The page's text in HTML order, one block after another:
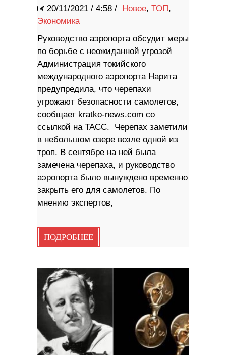
20/11/2021 / 4:58 / Новое, ТОП,
Экономика
Руководство аэропорта обсудит меры
по борьбе с неожиданной угрозой
Администрация токийского
международного аэропорта Нарита
предупредила, что черепахи
угрожают безопасности самолетов,
сообщает kratko-news.com со
ссылкой на ТАСС. Черепах заметили
в небольшом озере возле одной из
троп. В сентябре на ней была
замечена черепаха, и руководство
аэропорта было вынуждено временно
закрыть его для самолетов. По
мнению экспертов,
ПОДРОБНЕЕ